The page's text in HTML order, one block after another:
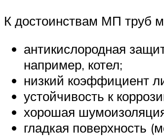
К достоинствам МП труб
антикислородная
например, котел;
низкий коэффициент
устойчивость к
хорошая
гладкая поверхность